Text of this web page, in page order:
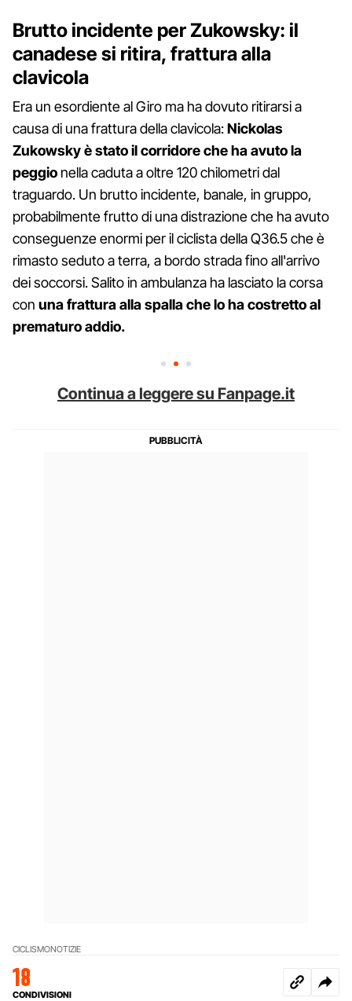
Brutto incidente per Zukowsky: il
canadese si ritira, frattura alla
clavicola
Era un esordiente al Giro ma ha dovuto ritirarsi a
causa di una frattura della clavicola:Nickolas
Zukowsky è stato il corridore che ha avuto la
peggio nella caduta a oltre 120 chilometri dal
traguardo. Un brutto incidente, banale, in gruppo,
probabilmente frutto di una distrazione che ha avuto
conseguenze enormi per il ciclista della Q36.5 che è
rimasto seduto a terra, a bordo strada fino all'arrivo
dei soccorsi. Salito in ambulanza ha lasciato la corsa
con una frattura alla spalla che lo ha costretto al
prematuro addio.
Continua a leggere su Fanpage.it
CICLISMONOTIZIE
18
CONDIVISIONI